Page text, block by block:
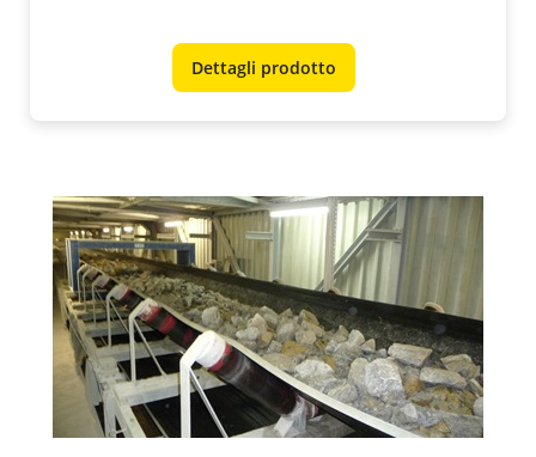
Dettagli prodotto